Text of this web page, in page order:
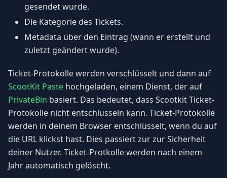
gesendet wurde.
Die Kategorie des Tickets.
Metadata über den Eintrag (wann er erstellt und
zuletzt geändert wurde).
Ticket-Protokolle werden verschlüsselt und dann auf
ScootKit Paste hochgeladen, einem Dienst, der auf
PrivateBin basiert. Das bedeutet, dass Scootkit Ticket-
Protokolle nicht entschlüsseln kann. Ticket-Protokolle
werden in deinem Browser entschlüsselt, wenn du auf
die URL klickst hast. Dies passiert zur zur Sicherheit
deiner Nutzer. Ticket-Protkolle werden nach einem
Jahr automatisch gelöscht.